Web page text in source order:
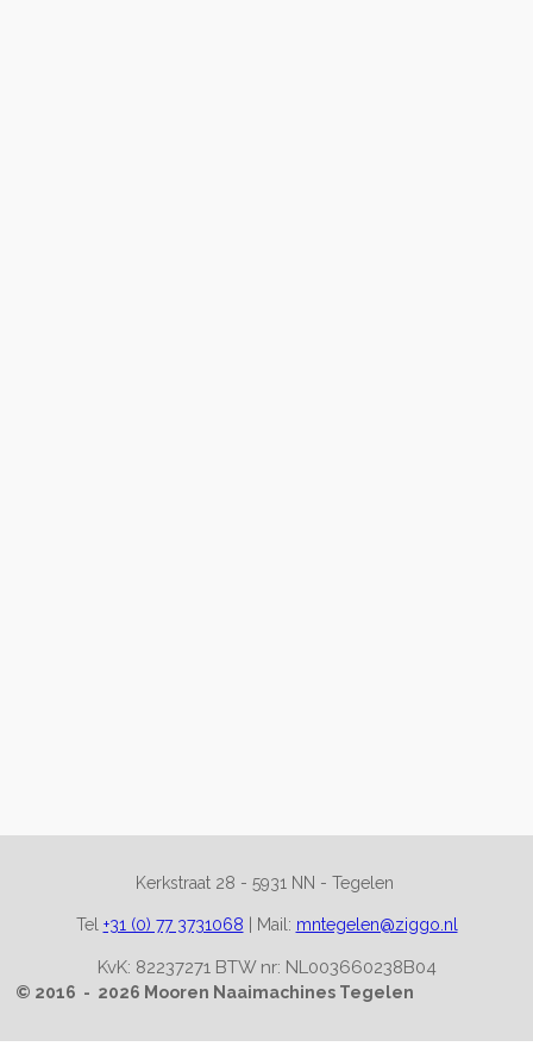
Kerkstraat 28 - 5931 NN - Tegelen
Tel +31 (0) 77 3731068 Mail: mntegelen@ziggo.nl
KvK: 82237271 BTW nr: NL003660238B04
© 2016 - 2026 Mooren Naaimachines Tegelen